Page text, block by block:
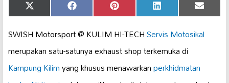
Share
on
X
(Twitter)
Share
on
Facebook Share
on
Pinterest Share
on
LinkedIn Share
on
Email
SWISH Motorsport @ KULIM HI-TECHServis Motosikal
merupakan satu-satunya exhaust shop terkemuka di
Kampung Kilimyang khusus menawarkanperkhidmatan